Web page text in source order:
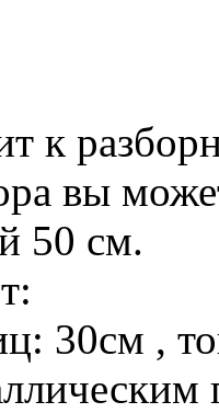
к
вы
50 см.
30см ,